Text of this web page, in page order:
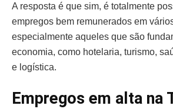
A resposta é que sim, é totalmente
empregos bem remunerados em
especialmente aqueles que são
economia, como hotelaria, turismo,
e logística.
Empregos em alta na